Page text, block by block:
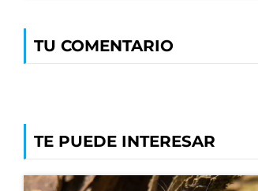
TU COMENTARIO
TE PUEDE INTERESAR